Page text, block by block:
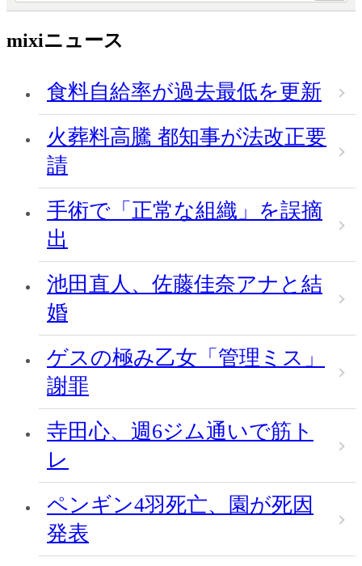
mixiニュース
食料自給率が過去最低を更新
火葬料高騰 都知事が法改正要
請
手術で「正常な組織」を誤摘
出
池田直人、佐藤佳奈アナと結
婚
ゲスの極み乙女「管理ミス」
謝罪
寺田心、週6ジム通いで筋ト
レ
ペンギン4羽死亡、園が死因
発表